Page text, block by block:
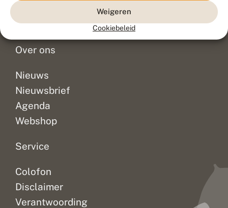
Weigeren
Cookiebeleid
Doneer
Over ons
Nieuws
Nieuwsbrief
Agenda
Webshop
Service
Colofon
Disclaimer
Verantwoording